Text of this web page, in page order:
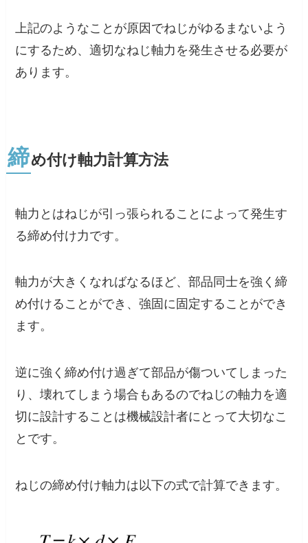
上記のようなことが原因でねじがゆるまないよう
にするため、適切なねじ軸力を発生させる必要が
あります。
締め付け軸力計算方法
軸力とはねじが引っ張られることによって発生す
る締め付け力です。
軸力が大きくなればなるほど、部品同士を強く締
め付けることができ、強固に固定することができ
ます。
逆に強く締め付け過ぎて部品が傷ついてしまった
り、壊れてしまう場合もあるのでねじの軸力を適
切に設計することは機械設計者にとって大切なこ
とです。
ねじの締め付け軸力は以下の式で計算できます。